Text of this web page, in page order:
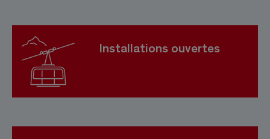
Installations ouvertes